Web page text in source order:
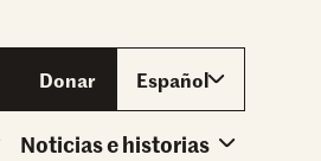
Donar Español
Noticias e historias